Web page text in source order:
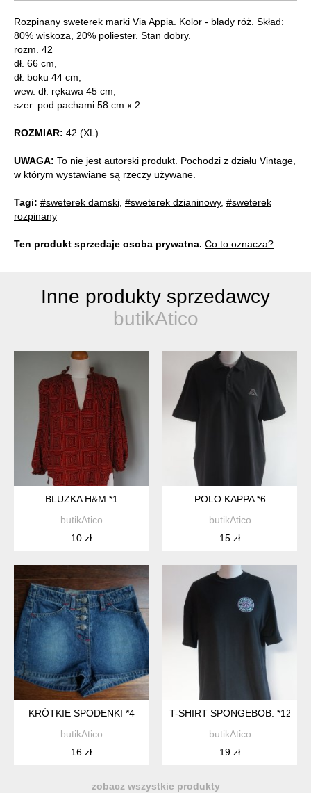
Rozpinany sweterek marki Via Appia. Kolor - blady róż. Skład:
80% wiskoza, 20% poliester. Stan dobry.
rozm. 42
dł. 66 cm,
dł. boku 44 cm,
wew. dł. rękawa 45 cm,
szer. pod pachami 58 cm x 2
ROZMIAR: 42 (XL)
UWAGA: To nie jest autorski produkt. Pochodzi z działu Vintage,
w którym wystawiane są rzeczy używane.
Tagi: #sweterek damski, #sweterek dzianinowy, #sweterek
rozpinany
Ten produkt sprzedaje osoba prywatna. Co to oznacza?
Inne produkty sprzedawcy
butikAtico
BLUZKA H&M *1
butikAtico
10 zł
POLO KAPPA *6
butikAtico
15 zł
KRÓTKIE SPODENKI *4
butikAtico
16 zł
T-SHIRT SPONGEBOB. *12
butikAtico
19 zł
zobacz wszystkie produkty